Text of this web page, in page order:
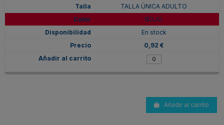
TALLA ÚNICA ADULTO
ROJO
En stock
0,92 €
Añadir al carrito